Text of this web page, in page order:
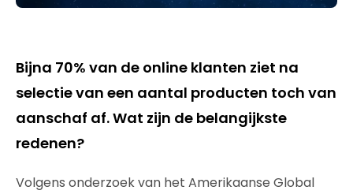
Bijna 70% van de online klanten ziet na
selectie van een aantal producten toch van
aanschaf af. Wat zijn de belangijkste
redenen?
Volgens onderzoek van het Amerikaanse Global